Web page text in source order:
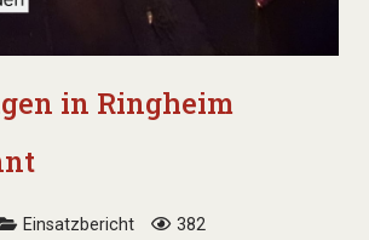
in Ringheim
Einsatzbericht 382